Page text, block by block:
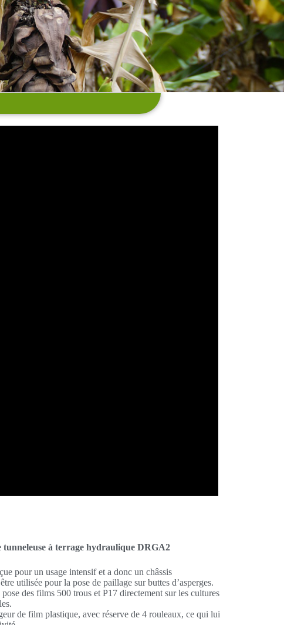
tunneleuse à terrage hydraulique DRGA2
pour un usage intensif et a donc un châssis
utilisée pour la pose de paillage sur buttes d’asperges.
des films 500 trous et P17 directement sur les cultures
de film plastique, avec réserve de 4 rouleaux, ce qui lui